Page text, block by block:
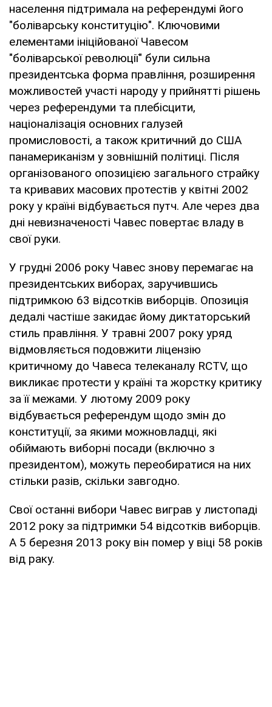
населення підтримала на референдумі його
"боліварську конституцію". Ключовими
елементами ініційованої Чавесом
"боліварської революції" були сильна
президентська форма правління, розширення
можливостей участі народу у прийнятті рішень
через референдуми та плебісцити,
націоналізація основних галузей
промисловості, а також критичний до США
панамериканізм у зовнішній політиці. Після
організованого опозицією загального страйку
та кривавих масових протестів у квітні 2002
року у країні відбувається путч. Але через два
дні невизначеності Чавес повертає владу в
свої руки.
У грудні 2006 року Чавес знову перемагає на
президентських виборах, заручившись
підтримкою 63 відсотків виборців. Опозиція
дедалі частіше закидає йому диктаторський
стиль правління. У травні 2007 року уряд
відмовляється подовжити ліцензію
критичному до Чавеса телеканалу RCTV, що
викликає протести у країні та жорстку критику
за її межами. У лютому 2009 року
відбувається референдум щодо змін до
конституції, за якими можновладці, які
обіймають виборні посади (включно з
президентом), можуть переобиратися на них
стільки разів, скільки завгодно.
Свої останні вибори Чавес виграв у листопаді
2012 року за підтримки 54 відсотків виборців.
А 5 березня 2013 року він помер у віці 58 років
від раку.